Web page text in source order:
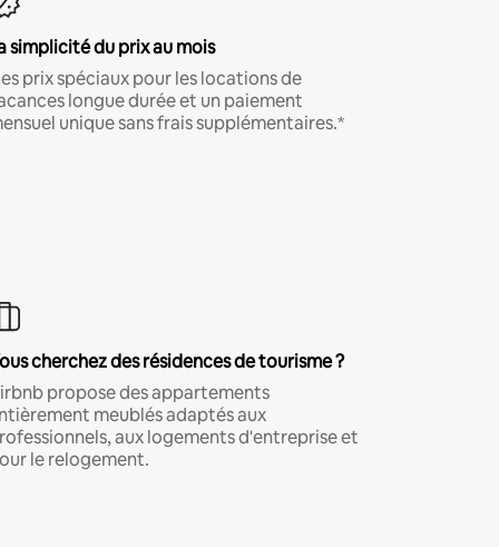
simplicité du prix au mois
prix spéciaux pour les locations de
longue durée et un paiement
unique sans frais supplémentaires.*
cherchez des résidences de tourisme ?
propose des appartements
meublés adaptés aux
aux logements d'entreprise et
le relogement.